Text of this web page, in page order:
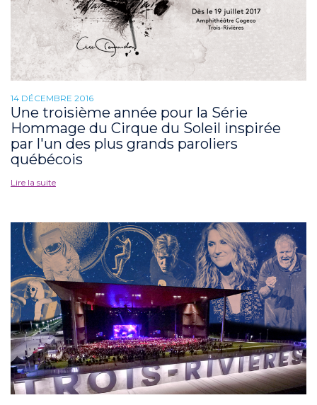
14 DÉCEMBRE 2016
Une troisième année pour la Série
Hommage du Cirque du Soleil inspirée
par l'un des plus grands paroliers
québécois
Lire la suite